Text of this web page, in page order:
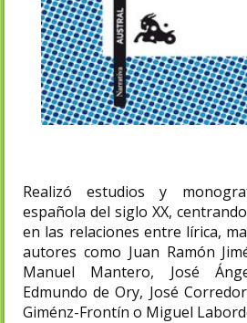
Realizó estudios y
española del siglo XX,
en las relaciones entre lírica,
autores como Juan Ramón
Manuel Mantero, José
Edmundo de Ory, José
Giménz-Frontín o Miguel